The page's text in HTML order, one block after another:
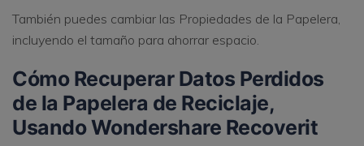
También puedes cambiar las Propiedades de la Papelera,
incluyendo el tamaño para ahorrar espacio.
Cómo Recuperar Datos Perdidos
de la Papelera de Reciclaje,
Usando Wondershare Recoverit